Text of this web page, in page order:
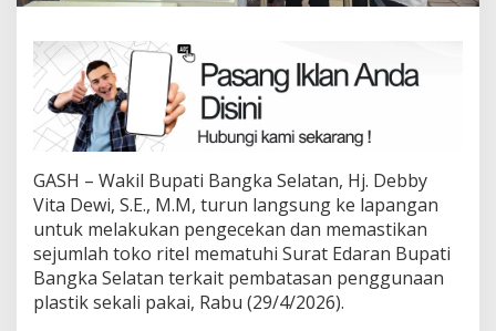
GASH – Wakil Bupati Bangka Selatan, Hj. Debby
Vita Dewi, S.E., M.M, turun langsung ke lapangan
untuk melakukan pengecekan dan memastikan
sejumlah toko ritel mematuhi Surat Edaran Bupati
Bangka Selatan terkait pembatasan penggunaan
plastik sekali pakai, Rabu (29/4/2026).